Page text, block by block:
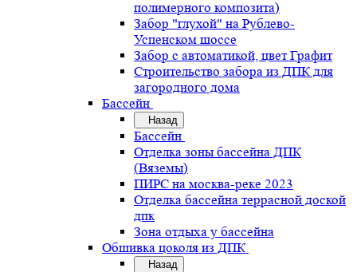
полимерного композита)
Забор "глухой" на Рублево-
Успенском шоссе
Забор с автоматикой, цвет Графит
Строительство забора из ДПК для
загородного дома
Бассейн
Назад
Бассейн
Отделка зоны бассейна ДПК
(Вяземы)
ПИРС на москва-реке 2023
Отделка бассейна террасной доской
дпк
Зона отдыха у бассейна
Обшивка цоколя из ДПК
Назад